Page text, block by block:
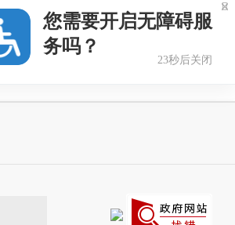
您需要开启无障碍服
务吗？
22秒后关闭
